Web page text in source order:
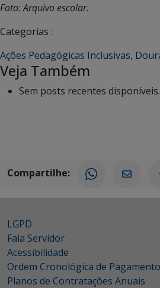
Foto: Arquivo escolar.
Categorias :
Ações Pedagógicas Inclusivas,
Veja Também
Sem posts recentes disponíveis.
Compartilhe:
LGPD
Fala Servidor
Acessibilidade
Ordem Cronológica de
Planos de Contratações Anuais